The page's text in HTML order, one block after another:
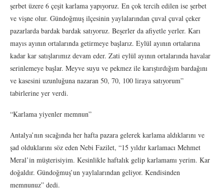
şerbet üzere 6 çeşit karlama yapıyoruz. En çok tercih edilen ise şerbet
ve vişne olur. Gündoğmuş ilçesinin yaylalarından çuval çuval çeker
pazarlarda bardak bardak satıyoruz. Beşerler da afiyetle yerler. Karı
mayıs ayının ortalarında getirmeye başlarız. Eylül ayının ortalarına
kadar kar satışlarımız devam eder. Zati eylül ayının ortalarında havalar
serinlemeye başlar. Meyve suyu ve pekmez ile karıştırdığım bardağını
ve kasesini uzunluğuna nazaran 50, 70, 100 liraya satıyorum”
tabirlerine yer verdi.
“Karlama yiyenler memnun”
Antalya’nın sıcağında her hafta pazara gelerek karlama aldıklarını ve
şad olduklarını söz eden Nebi Fazilet, “15 yıldır karlamacı Mehmet
Meral’in müşterisiyim. Kesinlikle haftalık gelip karlamamı yerim. Kar
doğaldır. Gündoğmuş’un yaylalarından geliyor. Kendisinden
memnunuz” dedi.